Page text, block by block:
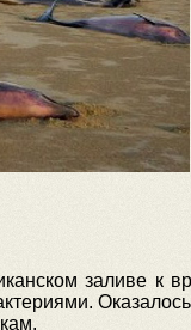
заливе к